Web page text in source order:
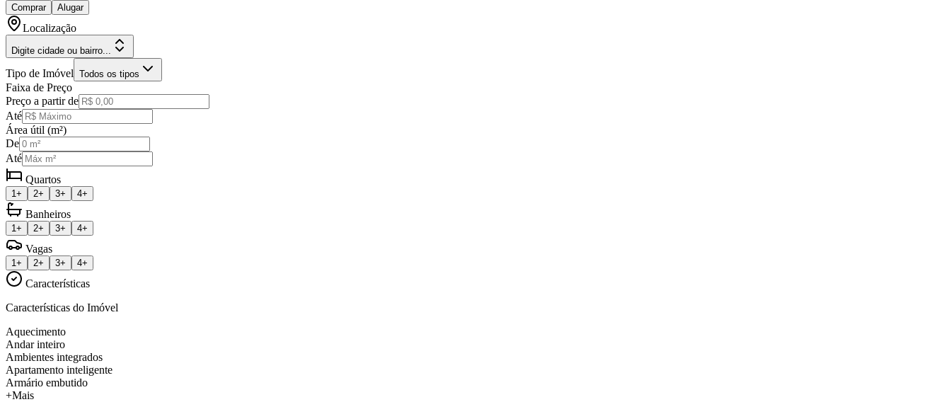
Comprar Alugar
Localização
Digite cidade ou bairro...
Tipo de Imóvel Todos os tipos
Faixa de Preço
Preço a partir de
Até
Área útil (m²)
De
Até
Quartos
1+ 2+ 3+ 4+
Banheiros
1+ 2+ 3+ 4+
Vagas
1+ 2+ 3+ 4+
Características
Características do Imóvel
Aquecimento
Andar inteiro
Ambientes integrados
Apartamento inteligente
Armário embutido
+Mais